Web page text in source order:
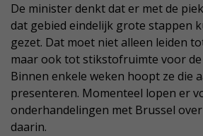
De minister denkt dat er met de
dat gebied eindelijk grote stappen
gezet. Dat moet niet alleen leiden
maar ook tot stikstofruimte voor de
Binnen enkele weken hoopt ze die
presenteren. Momenteel lopen er
onderhandelingen met Brussel
daarin.